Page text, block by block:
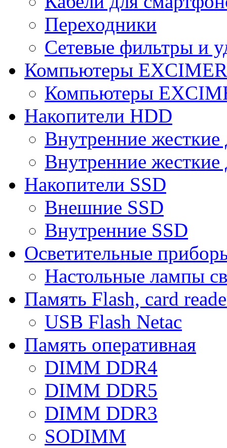
Переходники
Сетевые фильтры и
Компьютеры
Компьютеры
Накопители HDD
Внутренние
Внутренние
Накопители SSD
Внешние SSD
Внутренние SSD
Осветительные
Настольные лампы
Память Flash, card
USB Flash Netac
Память оперативная
DIMM DDR4
DIMM DDR5
DIMM DDR3
SODIMM